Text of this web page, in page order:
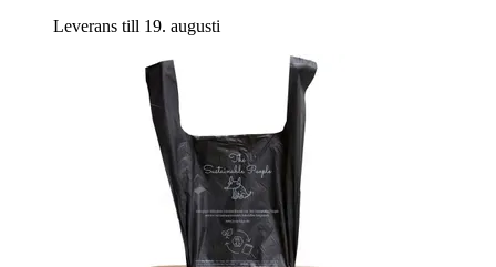
Leverans till 19. augusti